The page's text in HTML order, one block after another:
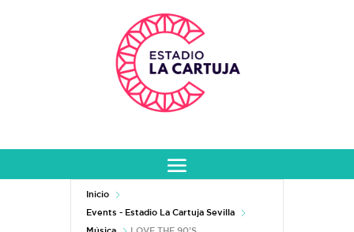
Inicio
Events - Estadio La Cartuja Sevilla